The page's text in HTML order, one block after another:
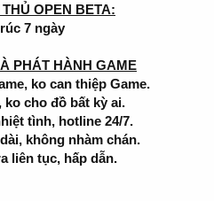
OPEN BETA:
7 ngày
PHÁT HÀNH GAME
ko can thiệp Game.
ko cho đồ bất kỳ ai.
tình, hotline 24/7.
không nhàm chán.
liên tục, hấp dẫn.